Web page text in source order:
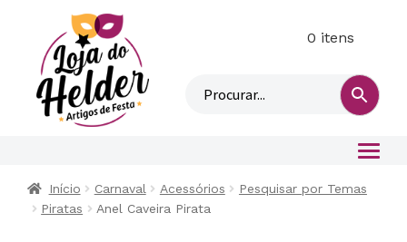
n
0 itens
Início Carnaval Acessórios
Pesquisar por Temas
Piratas
Anel Caveira Pirata